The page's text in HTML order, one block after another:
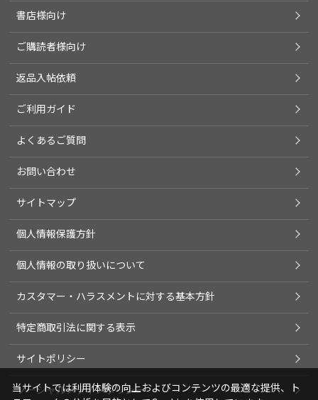
書店様向け
ご購読者様向け
返品入帖依頼
ご利用ガイド
よくあるご質問
お問い合わせ
サイトマップ
個人情報保護方針
個人情報の取り扱いについて
カスタマー・ハラスメントに対する基本方針
特定商取引法に関する表示
サイトポリシー
ソーシャルメディアポリシー
当サイトでは利用体験の向上およびコンテンツの最適な提供、ト